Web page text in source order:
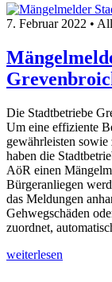
7. Februar 2022 •
Die Stadtbetriebe
Um eine effiziente
gewährleisten
haben die
AöR einen
Bürgeranliegen
das Meldungen
Gehwegschäden
zuordnet,
weiterlesen